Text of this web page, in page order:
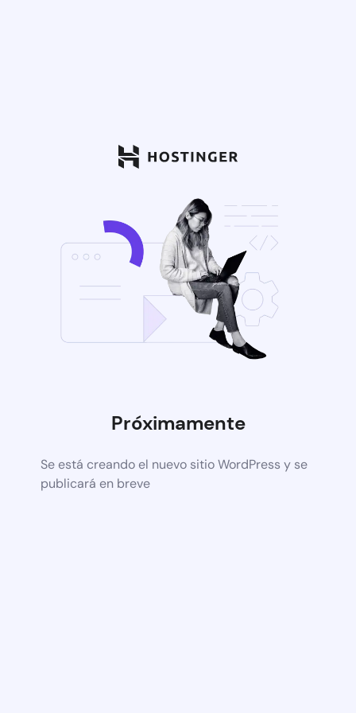
Próximamente
Se está creando el nuevo sitio WordPress y se
publicará en breve